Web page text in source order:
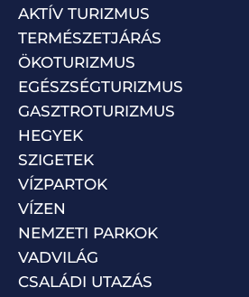
AKTÍV TURIZMUS
TERMÉSZETJÁRÁS
ÖKOTURIZMUS
EGÉSZSÉGTURIZMUS
GASZTROTURIZMUS
HEGYEK
SZIGETEK
VÍZPARTOK
VÍZEN
NEMZETI PARKOK
VADVILÁG
CSALÁDI UTAZÁS